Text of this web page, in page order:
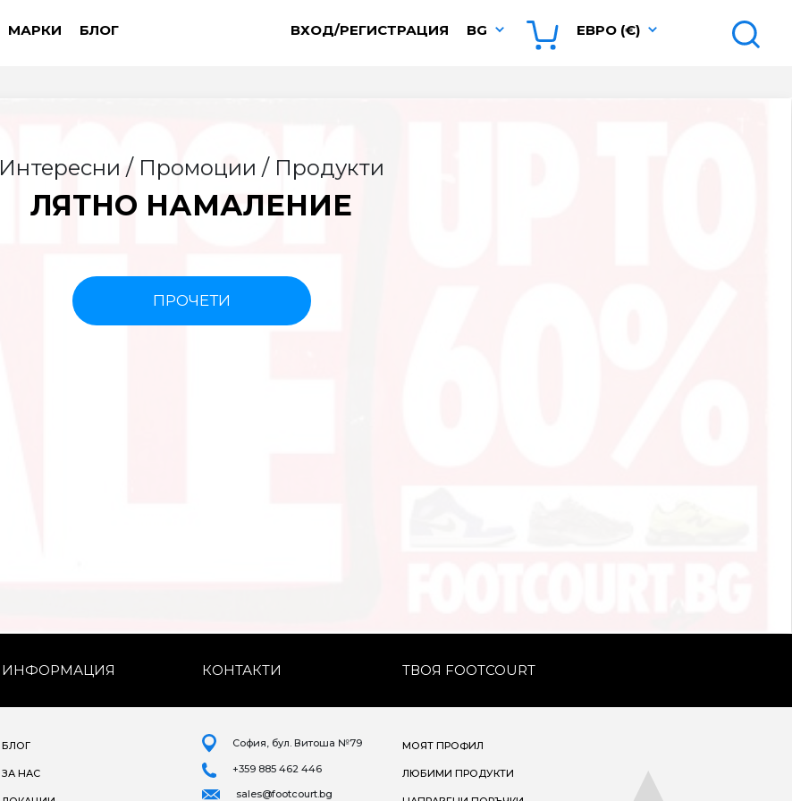
МАРКИ БЛОГ ВХОД/РЕГИСТРАЦИЯ BG ЕВРО (€)
Интересни / Промоции / Продукти
ЛЯТНО НАМАЛЕНИЕ
ПРОЧЕТИ
ИНФОРМАЦИЯ КОНТАКТИ ТВОЯ FOOTCOURT
БЛОГ
ЗА НАС
София, бул. Витоша №79
+359 885 462 446
sales@footcourt.bg
МОЯТ ПРОФИЛ
ЛЮБИМИ ПРОДУКТИ